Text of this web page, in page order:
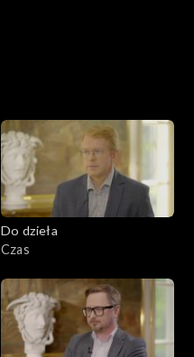
Do dzieła
Czas